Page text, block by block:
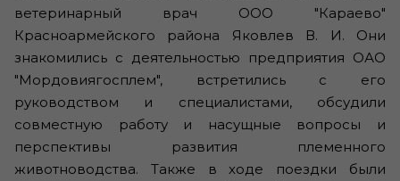
ветеринарный врач ООО "Караево"
Красноармейского района Яковлев В. И. Они
знакомились с деятельностью предприятия ОАО
"Мордовиягосплем", встретились с его
руководством и специалистами, обсудили
совместную работу и насущные вопросы и
перспективы развития племенного
животноводства. Также в ходе поездки были